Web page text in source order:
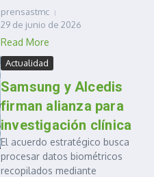
prensastmc
29 de junio de 2026
Read More
Actualidad
Samsung y Alcedis
firman alianza para
investigación clínica
El acuerdo estratégico busca
procesar datos biométricos
recopilados mediante